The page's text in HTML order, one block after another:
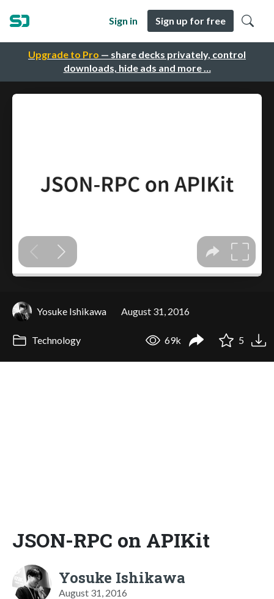
Upgrade to Pro — share decks privately, control
downloads, hide ads and more …
Sign in Sign up for free
Yosuke Ishikawa August 31, 2016
Technology 69k 5
JSON-RPC on APIKit
Yosuke Ishikawa
August 31, 2016